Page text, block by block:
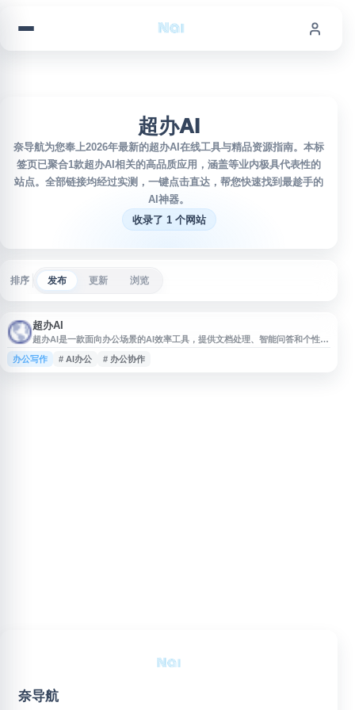
超办AI
奈导航为您奉上2026年最新的超办AI在线工具与精品资源指南。本标
签页已聚合1款超办AI相关的高品质应用，涵盖等业内极具代表性的
站点。全部链接均经过实测，一键点击直达，帮您快速找到最趁手的
AI神器。
收录了 1 个网站
排序 发布 更新 浏览
超办AI
超办AI是一款面向办公场景的AI效率工具，提供文档处理、智能问答和个性化
建议等功能，帮助用户提升日常工作效率。平台可用于处理各类文档任务，并
通过聊天交互实时解答问题，适合需要辅助写作、资料整理、办公协作和信息
办公写作 # AI办公 # 办公协作
奈导航